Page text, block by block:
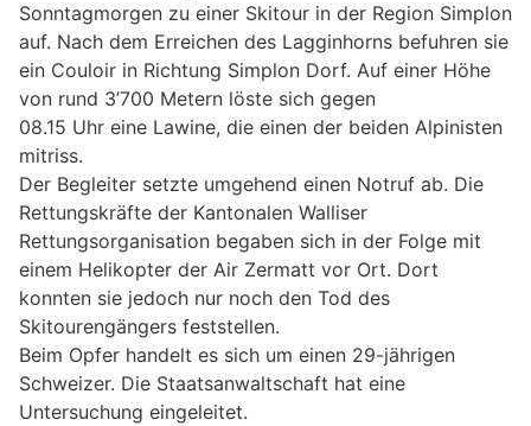
Sonntagmorgen zu einer Skitour in der Region Simplon
auf. Nach dem Erreichen des Lagginhorns befuhren sie
ein Couloir in Richtung Simplon Dorf. Auf einer Höhe
von rund 3’700 Metern löste sich gegen
08.15 Uhr eine Lawine, die einen der beiden Alpinisten
mitriss.
Der Begleiter setzte umgehend einen Notruf ab. Die
Rettungskräfte der Kantonalen Walliser
Rettungsorganisation begaben sich in der Folge mit
einem Helikopter der Air Zermatt vor Ort. Dort
konnten sie jedoch nur noch den Tod des
Skitourengängers feststellen.
Beim Opfer handelt es sich um einen 29-jährigen
Schweizer. Die Staatsanwaltschaft hat eine
Untersuchung eingeleitet.